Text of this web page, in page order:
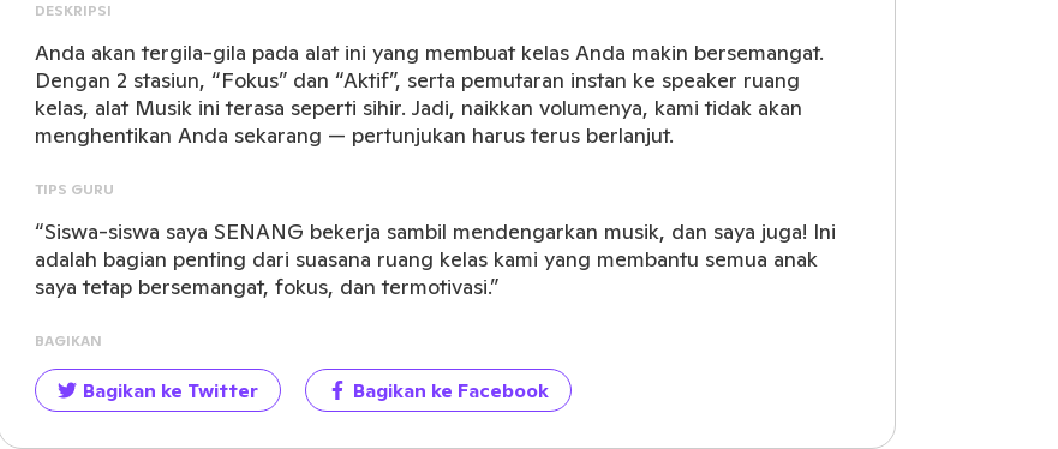
DESKRIPSI
Anda akan tergila-gila pada alat ini yang membuat kelas Anda makin bersemangat.
Dengan 2 stasiun, “Fokus” dan “Aktif”, serta pemutaran instan ke speaker ruang
kelas, alat Musik ini terasa seperti sihir. Jadi, naikkan volumenya, kami tidak akan
menghentikan Anda sekarang — pertunjukan harus terus berlanjut.
TIPS GURU
“Siswa-siswa saya SENANG bekerja sambil mendengarkan musik, dan saya juga! Ini
adalah bagian penting dari suasana ruang kelas kami yang membantu semua anak
saya tetap bersemangat, fokus, dan termotivasi.”
BAGIKAN
Bagikan ke Twitter Bagikan ke Facebook